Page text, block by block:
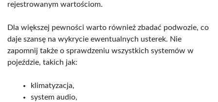
rejestrowanym wartościom.
Dla większej pewności warto również zbadać podwozie, co
daje szansę na wykrycie ewentualnych usterek. Nie
zapomnij także o sprawdzeniu wszystkich systemów w
pojeździe, takich jak:
klimatyzacja,
system audio,